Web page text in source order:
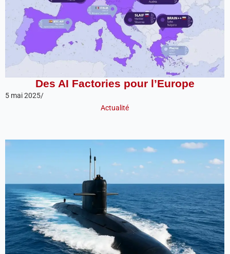
Des AI Factories pour l’Europe
5 mai 2025/
Actualité